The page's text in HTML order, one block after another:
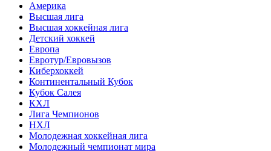
Америка
Высшая лига
Высшая хоккейная лига
Детский хоккей
Европа
Евротур/Евровызов
Киберхоккей
Континентальный Кубок
Кубок Салея
КХЛ
Лига Чемпионов
НХЛ
Молодежная хоккейная лига
Молодежный чемпионат мира